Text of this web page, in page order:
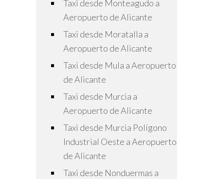
Taxi desde Monteagudo a
Aeropuerto de Alicante
Taxi desde Moratalla a
Aeropuerto de Alicante
Taxi desde Mula a Aeropuerto
de Alicante
Taxi desde Murcia a
Aeropuerto de Alicante
Taxi desde Murcia Polígono
Industrial Oeste a Aeropuerto
de Alicante
Taxi desde Nonduermas a